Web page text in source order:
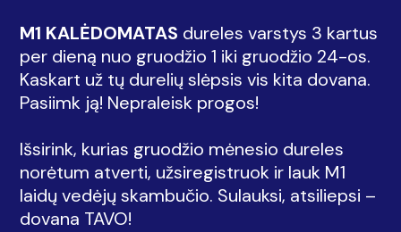
M1 KALĖDOMATAS dureles varstys 3 kartus
per dieną nuo gruodžio 1 iki gruodžio 24-os.
Kaskart už tų durelių slėpsis vis kita dovana.
Pasiimk ją! Nepraleisk progos!
Išsirink, kurias gruodžio mėnesio dureles
norėtum atverti, užsiregistruok ir lauk M1
laidų vedėjų skambučio. Sulauksi, atsiliepsi –
dovana TAVO!